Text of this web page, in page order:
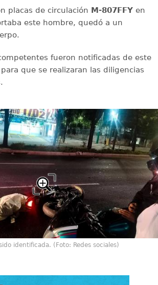
placas de circulación M-807FFYen
este hombre, quedó a un
fueron notificadas de este
que se realizaran las diligencias
identificada. (Foto: Redes sociales)